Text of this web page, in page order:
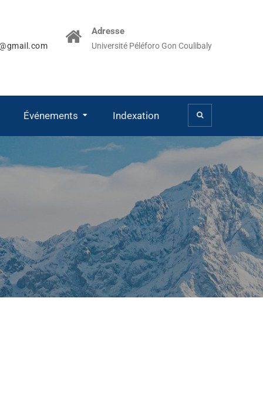
Adresse
Université Péléforo Gon Coulibaly
Événements Indexation